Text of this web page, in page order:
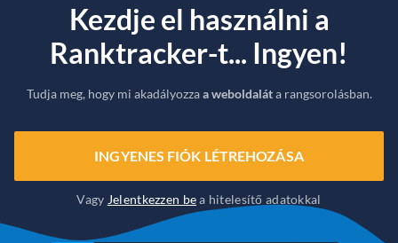
Kezdje el használni a
Ranktracker-t... Ingyen!
Tudja meg, hogy mi akadályozzaa weboldaláta rangsorolásban.
INGYENES FIÓK LÉTREHOZÁSA
Vagy Jelentkezzen bea hitelesítő adatokkal